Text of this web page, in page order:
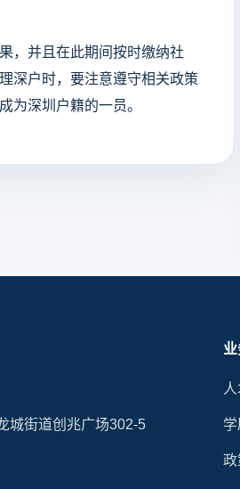
，并且在此期间按时缴纳社
深户时，要注意遵守相关政策
为深圳户籍的一员。
城街道创兆广场302-5
政